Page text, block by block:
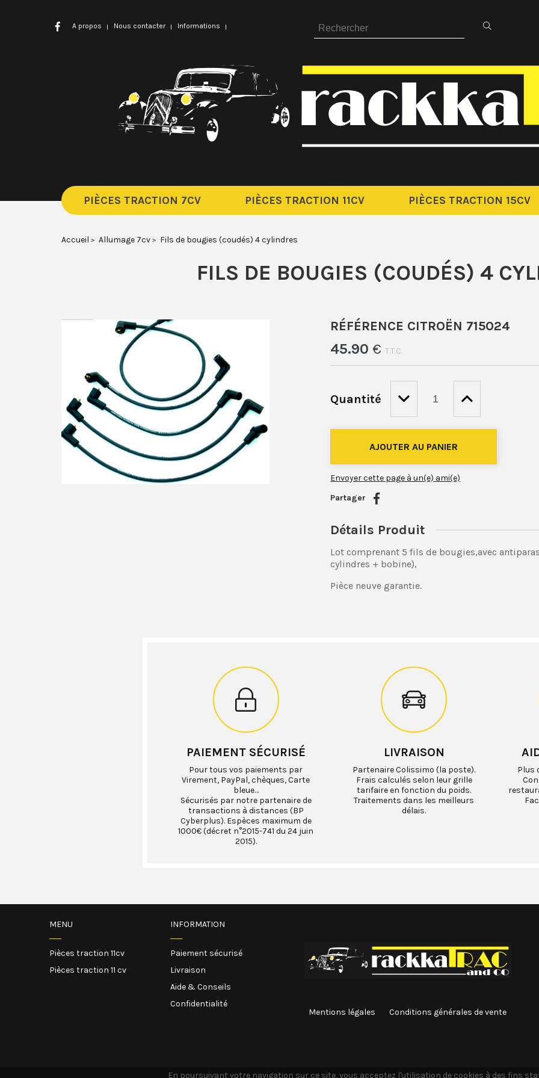
PIÈCES TRACTION 7CV PIÈCES TRACTION 11CV PIÈCES TRACTION 15CV
Accueil Allumage 7cv Fils de bougies (coudés) 4 cylindres
FILS DE BOUGIES (COUDÉS) 4
RÉFÉRENCE CITROËN 715024
45.90 €T.T.C.
Quantité
Envoyer cette page à un(e) ami(e)
Partager
Détails Produit
Lot comprenant 5 fils de bougies,avec
cylindres + bobine),
Pièce neuve garantie.
A propos Nous contacter Informations
PAIEMENT SÉCURISÉ
Pour tous vos paiements par
Virement, PayPal, chèques, Carte
bleue…
Sécurisés par notre partenaire de
transactions à distances (BP
Cyberplus). Espèces maximum de
1000€ (décret n°2015-741 du 24 juin
2015).
LIVRAISON
Partenaire Colissimo (la poste).
Frais calculés selon leur grille
tarifaire en fonction du poids.
Traitements dans les meilleurs
délais.
Plus
MENU
Pièces traction 11cv
Pièces traction 11 cv
INFORMATION
Paiement sécurisé
Livraison
Aide & Conseils
Confidentialité
Mentions légales
Conditions générales de vente
En poursuivant votre navigation sur ce site, vous acceptez l'utilisation de cookies à des fins